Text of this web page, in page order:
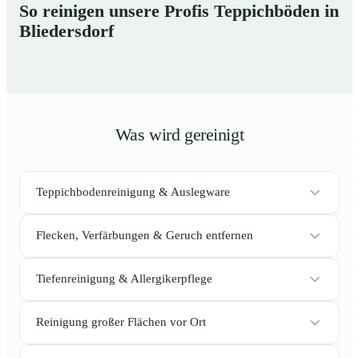
So reinigen unsere Profis Teppichböden in
Bliedersdorf
Was wird gereinigt
Teppichbodenreinigung & Auslegware
Flecken, Verfärbungen & Geruch entfernen
Tiefenreinigung & Allergikerpflege
Reinigung großer Flächen vor Ort